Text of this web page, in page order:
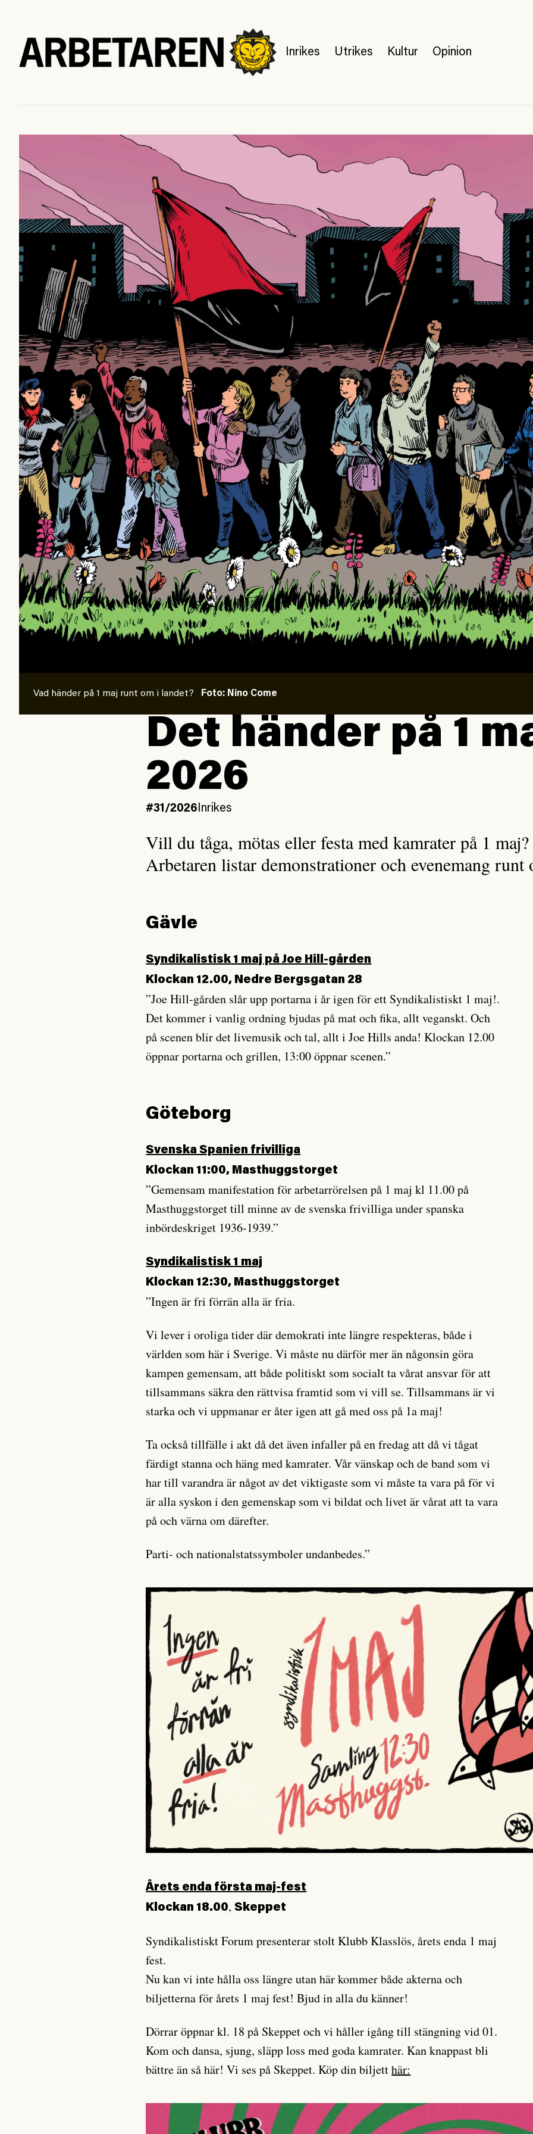
Inrikes Utrikes Kultur Opinion
Vad händer på 1 maj runt om i landet? Foto: Nino Come
Det händer på 1
2026
#31/2026 Inrikes
Vill du tåga, mötas eller festa med kamrater på 1
Arbetaren listar demonstrationer och evenemang runt
Gävle
Syndikalistisk 1 maj på Joe Hill-gården
Klockan 12.00, Nedre Bergsgatan 28
”Joe Hill-gården slår upp portarna i år igen för ett Syndikalistiskt 1 maj!.
Det kommer i vanlig ordning bjudas på mat och fika, allt veganskt. Och
på scenen blir det livemusik och tal, allt i Joe Hills anda! Klockan 12.00
öppnar portarna och grillen, 13:00 öppnar scenen.”
Göteborg
Svenska Spanien frivilliga
Klockan 11:00, Masthuggstorget
”Gemensam manifestation för arbetarrörelsen på 1 maj kl 11.00 på
Masthuggstorget till minne av de svenska frivilliga under spanska
inbördeskriget 1936-1939.”
Syndikalistisk 1 maj
Klockan 12:30, Masthuggstorget
”Ingen är fri förrän alla är fria.
Vi lever i oroliga tider där demokrati inte längre respekteras, både i
världen som här i Sverige. Vi måste nu därför mer än någonsin göra
kampen gemensam, att både politiskt som socialt ta vårat ansvar för att
tillsammans säkra den rättvisa framtid som vi vill se. Tillsammans är vi
starka och vi uppmanar er åter igen att gå med oss på 1a maj!
Ta också tillfälle i akt då det även infaller på en fredag att då vi tågat
färdigt stanna och häng med kamrater. Vår vänskap och de band som vi
har till varandra är något av det viktigaste som vi måste ta vara på för vi
är alla syskon i den gemenskap som vi bildat och livet är vårat att ta vara
på och värna om därefter.
Parti- och nationalstatssymboler undanbedes.”
Årets enda första maj-fest
Klockan 18.00,Skeppet
Syndikalistiskt Forum presenterar stolt Klubb Klasslös, årets enda 1 maj
fest.
Nu kan vi inte hålla oss längre utan här kommer både akterna och
biljetterna för årets 1 maj fest! Bjud in alla du känner!
Dörrar öppnar kl. 18 på Skeppet och vi håller igång till stängning vid 01.
Kom och dansa, sjung, släpp loss med goda kamrater. Kan knappast bli
bättre än så här! Vi ses på Skeppet. Köp din biljetthär: